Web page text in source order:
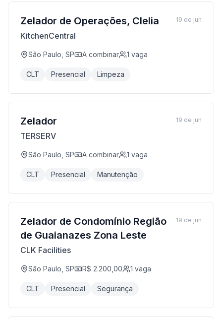
Zelador de Operações, Clelia
KitchenCentral
São Paulo, SP A combinar 1 vaga
CLT Presencial Limpeza
19 de jun
Zelador
TERSERV
São Paulo, SP A combinar 1 vaga
CLT Presencial Manutenção
19 de jun
Zelador de Condomínio Região
de Guaianazes Zona Leste
CLK Facilities
São Paulo, SP R$ 2.200,00 1 vaga
CLT Presencial Segurança
19 de jun